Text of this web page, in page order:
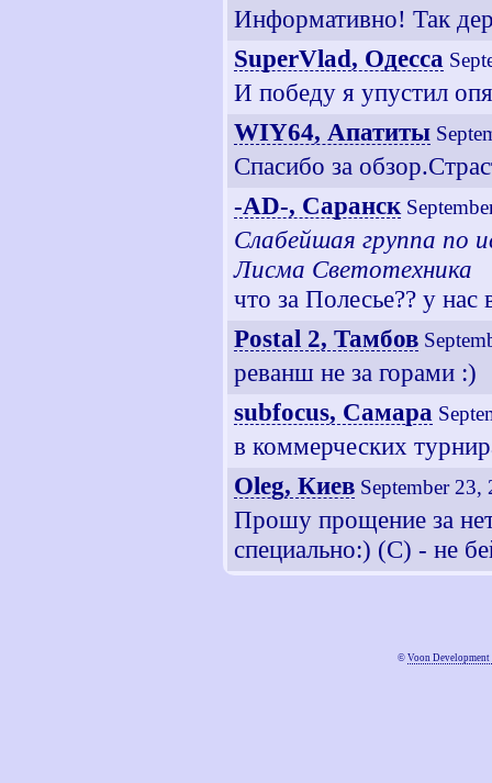
Информативно! Так
SuperVlad, Одесса
И победу я упустил
WIY64, Апатиты
Спасибо за
-AD-, Саранск
Слабейшая группа по
Лисма Светотехника
что за Полесье?? у
Postal 2, Тамбов
реванш не за горами :)
subfocus, Самара
в коммерческих
Oleg, Киев September
Прошу прощение за
специально:) (С) - не
© Voon Development